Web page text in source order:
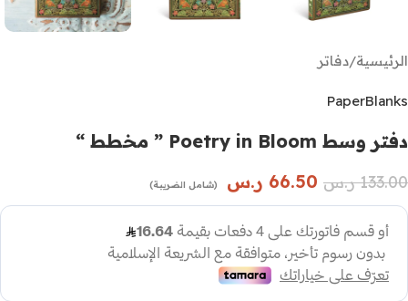
الرئيسية/دفاتر
PaperBlanks
دفتر وسط Poetry in Bloom ” مخطط “
133.00 ر.س 66.50 ر.س (شامل الضريبة)